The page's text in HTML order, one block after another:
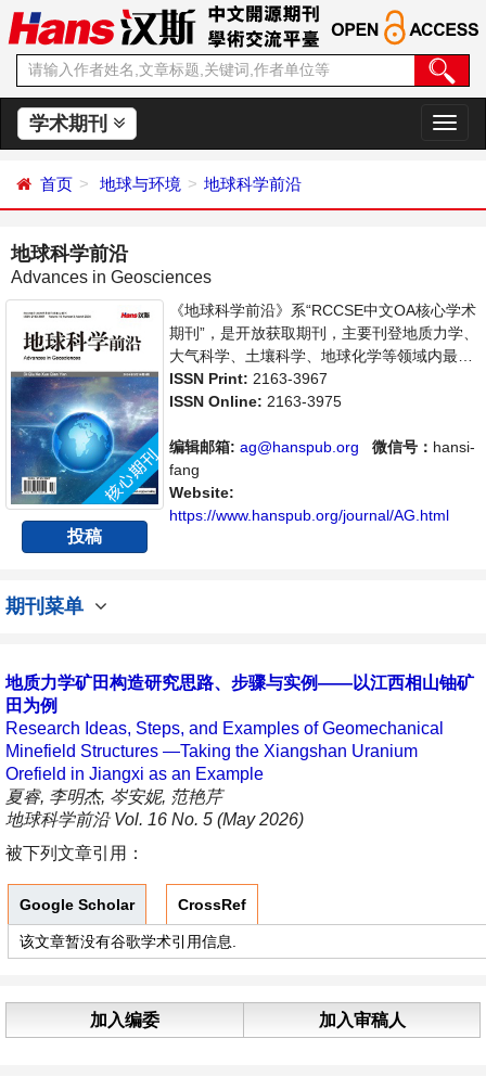
学术期刊
切
换
首页 地球与环境 地球科学前沿
地球科学前沿
Advances in Geosciences
投稿
《地球科学前沿》系“RCCSE中文OA核心学术
期刊”，是开放获取期刊，主要刊登地质力学、
大气科学、土壤科学、地球化学等领域内最新
研究进展及成果展示的相关论文。本刊支持思
想创新、学术创新，倡导科学，繁荣学术，集
科学家、学者、科研人员提供一个传播、分享
和讨论地球科学领域内不同方向问题与发展的
交流平台。
ISSN Print: 2163-3967
ISSN Online: 2163-3975
编辑邮箱: ag@hanspub.org 微信号： hansi-
fang
Website:
https://www.hanspub.org/journal/AG.html
期刊菜单
地质力学矿田构造研究思路、步骤与实例——以江西相山铀矿
田为例
Research Ideas, Steps, and Examples of Geomechanical
Minefield Structures —Taking the Xiangshan Uranium
Orefield in Jiangxi as an Example
夏睿, 李明杰, 岑安妮, 范艳芹
地球科学前沿 Vol. 16 No. 5 (May 2026)
被下列文章引用：
Google Scholar CrossRef
该文章暂没有谷歌学术引用信息.
加入编委 加入审稿人